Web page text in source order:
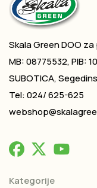
Skala Green DOO
MB: 08775532, PIB:
SUBOTICA,
Tel: 024/ 625-625
Kategorije